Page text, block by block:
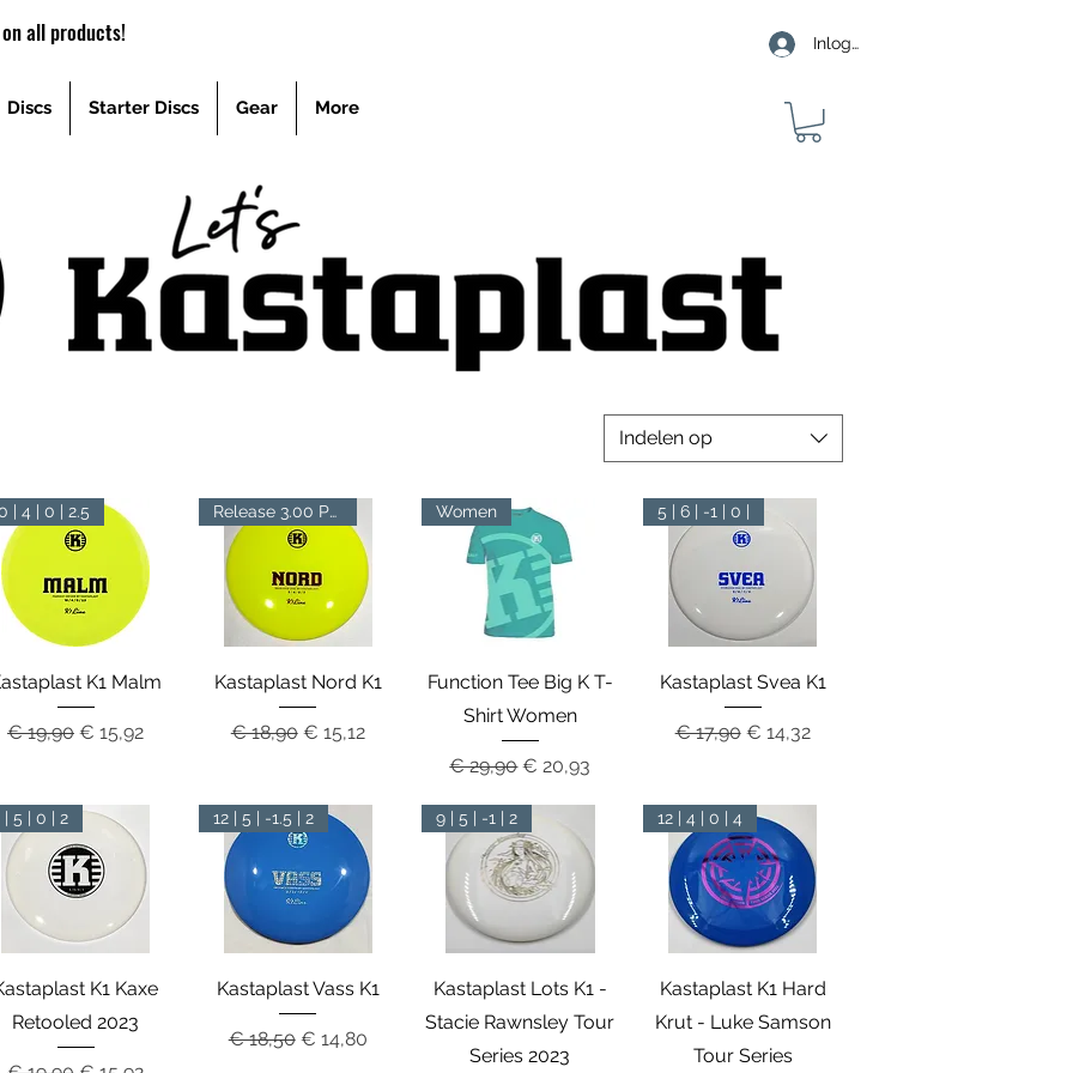
Discs Starter Discs Gear More
Inloggen
all products!
Indelen op
Snel overzicht
| 4 | 0 | 2.5
K1 Malm
Normale prijs
€ 19,90 Verkoopprijs
€ 15,92
Snel overzicht
Release 3.00 PM
Kastaplast Nord K1
Normale prijs
€ 18,90 Verkoopprijs
€ 15,12
Snel overzicht
Women
Function Tee Big K T-
Shirt Women
Normale prijs
€ 29,90Verkoopprijs
€ 20,93
Snel overzicht
5 | 6 | -1 | 0 |
Kastaplast Svea K1
Normale prijs
€ 17,90 Verkoopprijs
€ 14,32
Snel overzicht
| 5 | 0 | 2
K1 Kaxe
Retooled 2023
Snel overzicht
12 | 5 | -1.5 | 2
Kastaplast Vass K1
Normale prijs
€ 18,50 Verkoopprijs
€ 14,80
Snel overzicht
9 | 5 | -1 | 2
Kastaplast Lots K1 -
Stacie Rawnsley Tour
Series 2023
Snel overzicht
12 | 4 | 0 | 4
Kastaplast K1 Hard
Krut - Luke Samson
Tour Series